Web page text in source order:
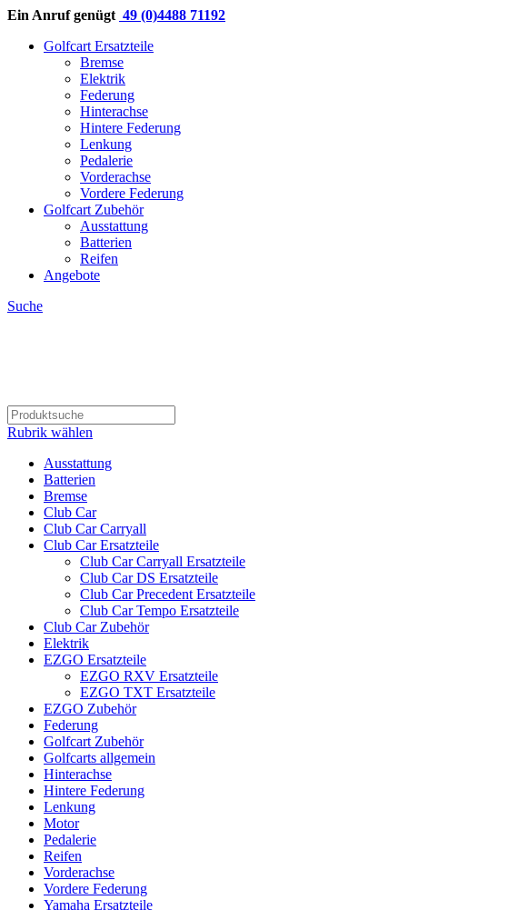
Ein Anruf genügt 49 (0)4488 71192
Golfcart Ersatzteile
Bremse
Elektrik
Federung
Hinterachse
Hintere Federung
Lenkung
Pedalerie
Vorderachse
Vordere Federung
Golfcart Zubehör
Ausstattung
Batterien
Reifen
Angebote
Suche
Rubrik wählen
Ausstattung
Batterien
Bremse
Club Car
Club Car Carryall
Club Car Ersatzteile
Club Car Carryall Ersatzteile
Club Car DS Ersatzteile
Club Car Precedent Ersatzteile
Club Car Tempo Ersatzteile
Club Car Zubehör
Elektrik
EZGO Ersatzteile
EZGO RXV Ersatzteile
EZGO TXT Ersatzteile
EZGO Zubehör
Federung
Golfcart Zubehör
Golfcarts allgemein
Hinterachse
Hintere Federung
Lenkung
Motor
Pedalerie
Reifen
Vorderachse
Vordere Federung
Yamaha Ersatzteile